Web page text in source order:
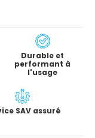
Durable et
performant à
l'usage
SAV assuré